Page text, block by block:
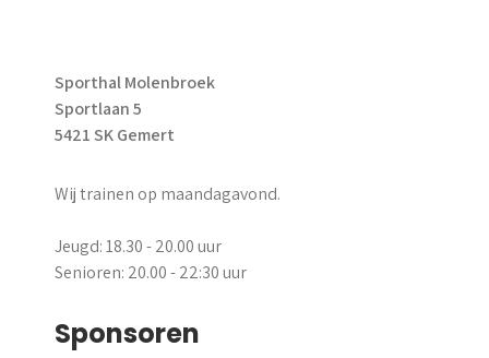
Sporthal Molenbroek
Sportlaan 5
5421 SK Gemert
Wij trainen op maandagavond.
Jeugd: 18.30 - 20.00 uur
Senioren: 20.00 - 22:30 uur
Sponsoren